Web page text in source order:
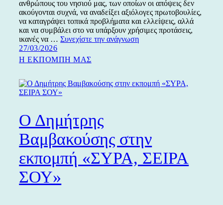
ανθρώπους του νησιού μας, των οποίων οι απόψεις δεν
ακούγονται συχνά, να αναδείξει αξιόλογες πρωτοβουλίες,
να καταγράψει τοπικά προβλήματα και ελλείψεις, αλλά
και να συμβάλει στο να υπάρξουν χρήσιμες προτάσεις,
ικανές να …Συνεχίστε την ανάγνωσηΟ
«ΣΥΡΑ,
Δημοσιεύτηκε
την
27/03/2026
Κατηγορίες
Η ΕΚΠΟΜΠΗ ΜΑΣ
Ο Δημήτρης
Βαμβακούσης στην
εκπομπή «ΣΥΡΑ, ΣΕΙΡΑ
ΣΟΥ»